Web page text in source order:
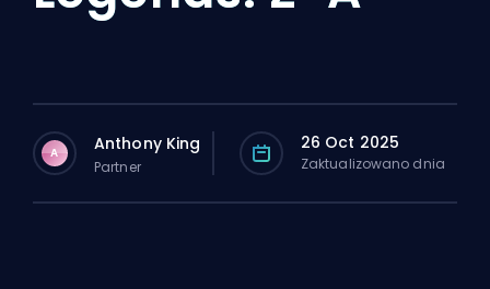
A Anthony King
Partner
26 Oct 2025
Zaktualizowano dnia